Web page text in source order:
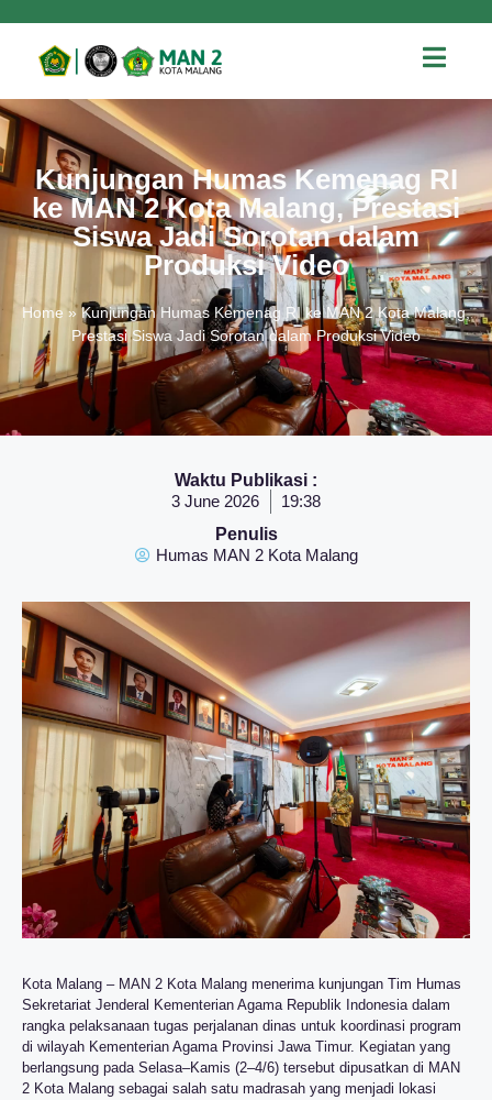
Kunjungan Humas Kemenag RI
ke MAN 2 Kota Malang, Prestasi
Siswa Jadi Sorotan dalam
Produksi Video
Home »Kunjungan Humas Kemenag RI ke MAN 2 Kota Malang,
Prestasi Siswa Jadi Sorotan dalam Produksi Video
Waktu Publikasi :
3 June 2026
19:38
Penulis
Humas MAN 2 Kota Malang
Kota Malang – MAN 2 Kota Malang menerima kunjungan Tim Humas
Sekretariat Jenderal Kementerian Agama Republik Indonesia dalam
rangka pelaksanaan tugas perjalanan dinas untuk koordinasi program
di wilayah Kementerian Agama Provinsi Jawa Timur. Kegiatan yang
berlangsung pada Selasa–Kamis (2–4/6) tersebut dipusatkan di MAN
2 Kota Malang sebagai salah satu madrasah yang menjadi lokasi